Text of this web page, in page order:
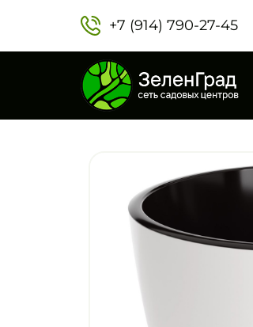
+7 (914) 790-27-45‬